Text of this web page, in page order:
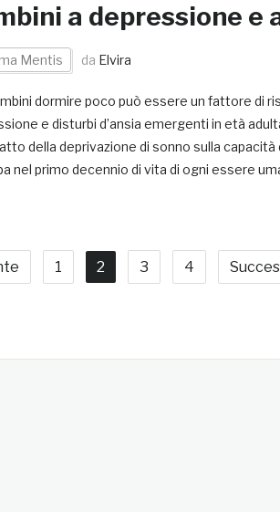
a depressione e
Mentis da Elvira
dormire poco può essere un fattore di
e disturbi d’ansia emergenti in età
della deprivazione di sonno sulla
nel primo decennio di vita di ogni essere
1 2 3 4